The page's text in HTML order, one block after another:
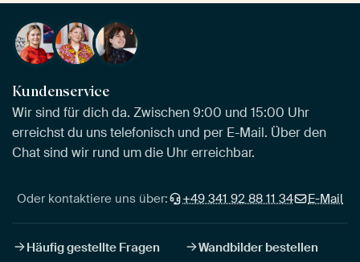
Kundenservice
Wir sind für dich da. Zwischen 9:00 und 15:00 Uhr
erreichst du uns telefonisch und per E-Mail. Über den
Chat sind wir rund um die Uhr erreichbar.
Oder kontaktiere uns über: +49 341 92 88 11 34 E-Mail
Häufig gestellte Fragen
Wandbilder bestellen